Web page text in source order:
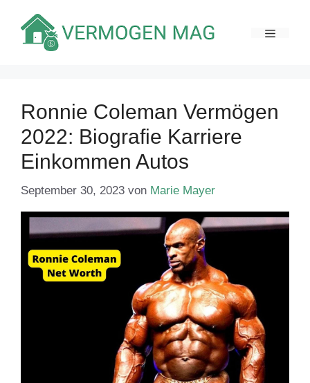
Inhalt
springen
Ronnie Coleman Vermögen
2022: Biografie Karriere
Einkommen Autos
September 30, 2023 von Marie Mayer